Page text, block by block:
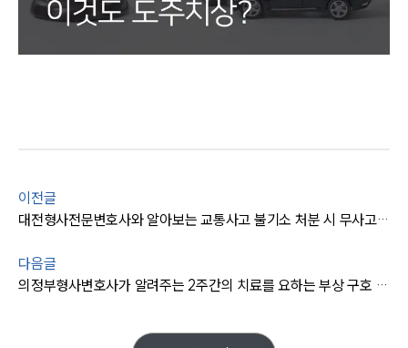
이전글
대전형사전문변호사와 알아보는 교통사고 불기소 처분 시 무사고 운전경력이 될 수 있을까?
다음글
의정부형사변호사가 알려주는 2주간의 치료를 요하는 부상 구호 활동 꼭 해야할까?